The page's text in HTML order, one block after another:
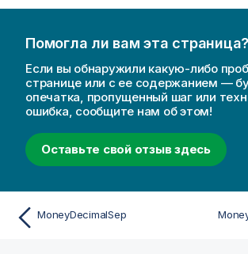
Помогла ли вам эта страница?
Если вы обнаружили какую-либо
странице или с ее содержанием —
опечатка, пропущенный шаг или
ошибка, сообщите нам об этом!
Оставьте свой отзыв здесь
MoneyDecimalSep